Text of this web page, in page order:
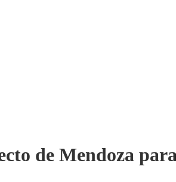
de Mendoza